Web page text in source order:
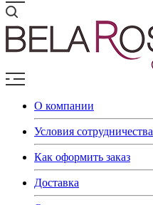
О компании
Условия сотрудничества
Как оформить заказ
Доставка